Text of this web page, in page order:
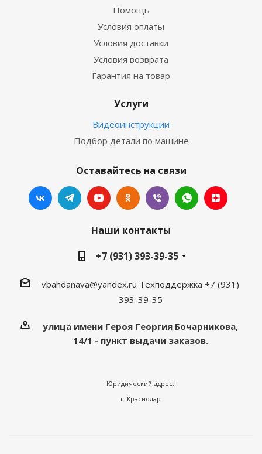
Помощь
Условия оплаты
Условия доставки
Условия возврата
Гарантия на товар
Услуги
Видеоинструкции
Подбор детали по машине
Оставайтесь на связи
Наши контакты
+7 (931) 393-39-35
vbahdanava@yandex.ru Техподдержка +7 (931)
393-39-35
улица имени Героя Георгия Бочарникова,
14/1 - пункт выдачи заказов.
Юридический адрес:
г. Краснодар